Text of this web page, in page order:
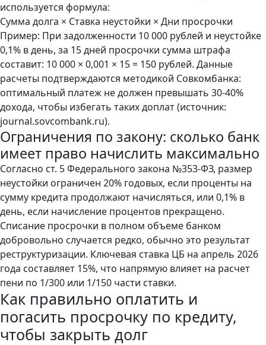
используется формула:
Сумма долга × Ставка неустойки × Дни просрочки
Пример: При задолженности 10 000 рублей и неустойке
0,1% в день, за 15 дней просрочки сумма штрафа
составит: 10 000 × 0,001 × 15 = 150 рублей. Данные
расчеты подтверждаются методикой Совкомбанка:
оптимальный платеж не должен превышать 30-40%
дохода, чтобы избегать таких доплат (источник:
journal.sovcombank.ru).
Ограничения по закону: сколько банк
имеет право начислить максимально
Согласно ст. 5 Федерального закона №353-ФЗ, размер
неустойки ограничен 20% годовых, если проценты на
сумму кредита продолжают начисляться, или 0,1% в
день, если начисление процентов прекращено.
Списание просрочки в полном объеме банком
добровольно случается редко, обычно это результат
реструктуризации. Ключевая ставка ЦБ на апрель 2026
года составляет 15%, что напрямую влияет на расчет
пени по 1/300 или 1/150 части ставки.
Как правильно оплатить и
погасить просрочку по кредиту,
чтобы закрыть долг